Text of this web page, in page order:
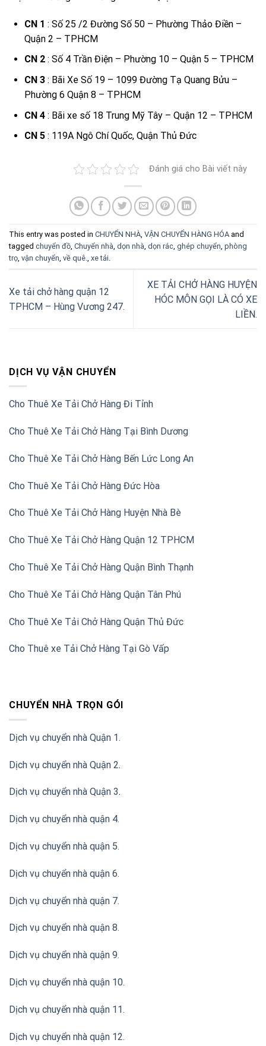
DỊCH VỤ VẬN CHUYỂN
Cho Thuê Xe Tải Chở Hàng Đi Tỉnh
Cho Thuê Xe Tải Chở Hàng Tại Bình Dương
Cho Thuê Xe Tải Chở Hàng Bến Lức Long An
Cho Thuê Xe Tải Chở Hàng Đức Hòa
Cho Thuê Xe Tải Chở Hàng Huyện Nhà Bè
Cho Thuê Xe Tải Chở Hàng Quận 12 TPHCM
Cho Thuê Xe Tải Chở Hàng Quận Bình Thạnh
Cho Thuê Xe Tải Chở Hàng Quận Tân Phú
Cho Thuê Xe Tải Chở Hàng Quận Thủ Đức
Cho Thuê xe Tải Chở Hàng Tại Gò Vấp
CHUYỂN NHÀ TRỌN GÓI
Dịch vụ chuyển nhà Quận 1.
Dịch vụ chuyển nhà Quận 2.
Dịch vụ chuyển nhà Quận 3.
Dịch vụ chuyển nhà quận 4.
Dịch vụ chuyển nhà quận 5.
Dịch vụ chuyển nhà quận 6.
Dịch vụ chuyển nhà quận 7.
Dịch vụ chuyển nhà quận 8.
Dịch vụ chuyển nhà quận 9.
Dịch vụ chuyển nhà quận 10.
Dịch vụ chuyển nhà quận 11.
Dịch vụ chuyển nhà quận 12.
CN 1 : Số 25 /2 Đường Số 50 – Phường Thảo Điền –
Quận 2 – TPHCM
CN 2: Số 4 Trần Điện – Phường 10 – Quận 5 – TPHCM
CN 3: Bãi Xe Số 19 – 1099 Đường Tạ Quang Bửu –
Phường 6 Quận 8 – TPHCM
CN 4: Bãi xe số 18 Trung Mỹ Tây – Quận 12 – TPHCM
CN 5 : 119A Ngô Chí Quốc, Quận Thủ Đức
Đánh giá cho Bài viết này
This entry was posted in CHUYỂN NHÀ VẬN CHUYỂN HÀNG HÓA and
tagged chuyển đồ Chuyển nhà dọn nhà dọn rác ghép chuyển phòng
trọ vận chuyển về quê. xe tải
Xe tải chở hàng quận 12
TPHCM – Hùng Vương 247.
XE TẢI CHỞ HÀNG HUYỆN
HÓC MÔN GỌI LÀ CÓ XE
LIỀN.